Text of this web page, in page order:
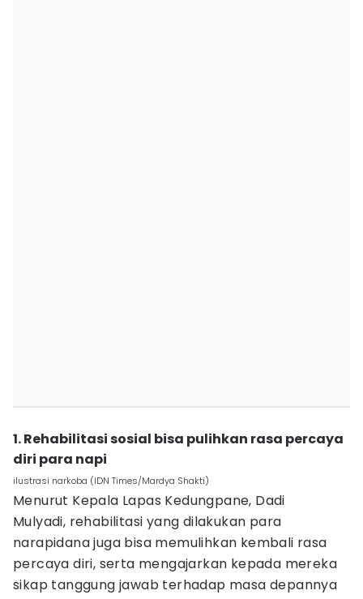
1. Rehabilitasi sosial bisa pulihkan rasa percaya
diri para napi
ilustrasi narkoba (IDN Times/Mardya Shakti)
Menurut Kepala Lapas Kedungpane, Dadi
Mulyadi, rehabilitasi yang dilakukan para
narapidana juga bisa memulihkan kembali rasa
percaya diri, serta mengajarkan kepada mereka
sikap tanggung jawab terhadap masa depannya